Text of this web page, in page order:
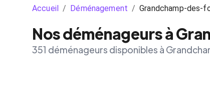
Accueil / Déménagement / Grandchamp-des-
Nos déménageurs à
351 déménageurs disponibles à